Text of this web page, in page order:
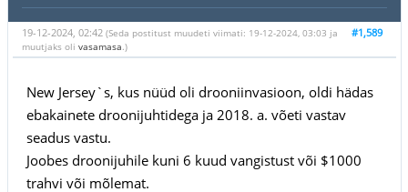
#1,589
19-12-2024, 02:42 (Seda postitust muudeti viimati: 19-12-2024, 03:03 ja
muutjaks oli vasamasa .)
New Jersey`s, kus nüüd oli drooniinvasioon, oldi hädas
ebakainete droonijuhtidega ja 2018. a. võeti vastav
seadus vastu.
Joobes droonijuhile kuni 6 kuud vangistust või $1000
trahvi või mõlemat.